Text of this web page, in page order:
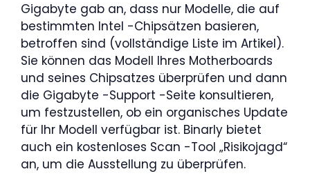
Gigabyte gab an, dass nur Modelle, die auf
bestimmten Intel -Chipsätzen basieren,
betroffen sind (vollständige Liste im Artikel).
Sie können das Modell Ihres Motherboards
und seines Chipsatzes überprüfen und dann
die Gigabyte -Support -Seite konsultieren,
um festzustellen, ob ein organisches Update
für Ihr Modell verfügbar ist. Binarly bietet
auch ein kostenloses Scan -Tool „Risikojagd“
an, um die Ausstellung zu überprüfen.